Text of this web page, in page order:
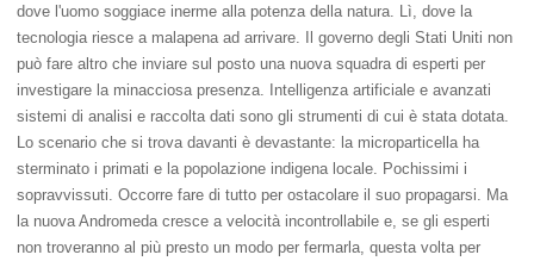
dove l'uomo soggiace inerme alla potenza della natura. Lì, dove la
tecnologia riesce a malapena ad arrivare. Il governo degli Stati Uniti non
può fare altro che inviare sul posto una nuova squadra di esperti per
investigare la minacciosa presenza. Intelligenza artificiale e avanzati
sistemi di analisi e raccolta dati sono gli strumenti di cui è stata dotata.
Lo scenario che si trova davanti è devastante: la microparticella ha
sterminato i primati e la popolazione indigena locale. Pochissimi i
sopravvissuti. Occorre fare di tutto per ostacolare il suo propagarsi. Ma
la nuova Andromeda cresce a velocità incontrollabile e, se gli esperti
non troveranno al più presto un modo per fermarla, questa volta per